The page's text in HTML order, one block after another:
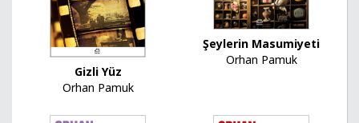
Gizli Yüz
Orhan Pamuk
Şeylerin Masumiyeti
Orhan Pamuk